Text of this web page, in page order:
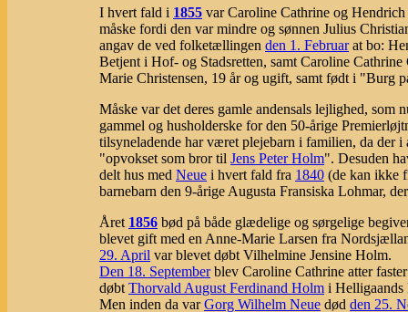
I hvert fald i 1855 var Caroline Cathrine og
måske fordi den var mindre og sønnen Julius
angav de ved folketællingen den 1. Februarat bo:
Betjent i Hof- og Stadsretten, samt Caroline
Marie Christensen, 19 år og ugift, samt født i "Burg
Måske var det deres gamle andensals lejlighed, som
gammel og husholderske for den 50-årige
tilsyneladende har været plejebarn i familien, da der
"opvokset som bror til Jens Peter Holm". Desuden
delt hus med Neue i hvert fald fra 1840 (de kan ikke
barnebarn den 9-årige Augusta Fransiska Lohmar,
Året 1856 bød på både glædelige og sørgelige
blevet gift med en Anne-Marie Larsen fra
29. April var blevet døbt Vilhelmine Jensine Holm.
Den 18. Septemberblev Caroline Cathrine atter
døbt Thorvald August Ferdinand Holm i
Men inden da varGorg Wilhelm Neue død den 25.